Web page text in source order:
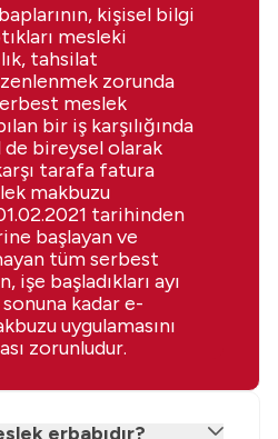
kişisel bilgi
mesleki
tahsilat
zorunda
meslek
bir iş karşılığında
de bireysel olarak
tarafa fatura
makbuzu
tarihinden
başlayan ve
tüm serbest
işe başladıkları ayı
sonuna kadar e-
uygulamasını
zorunludur.
erbabıdır?